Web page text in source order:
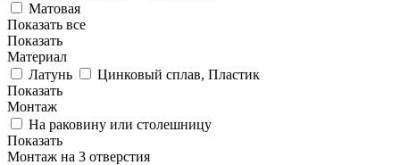
Матовая
Показать все
Показать
Материал
Латунь
Цинковый сплав, Пластик
Показать
Монтаж
На раковину или столешницу
Показать
Монтаж на 3 отверстия